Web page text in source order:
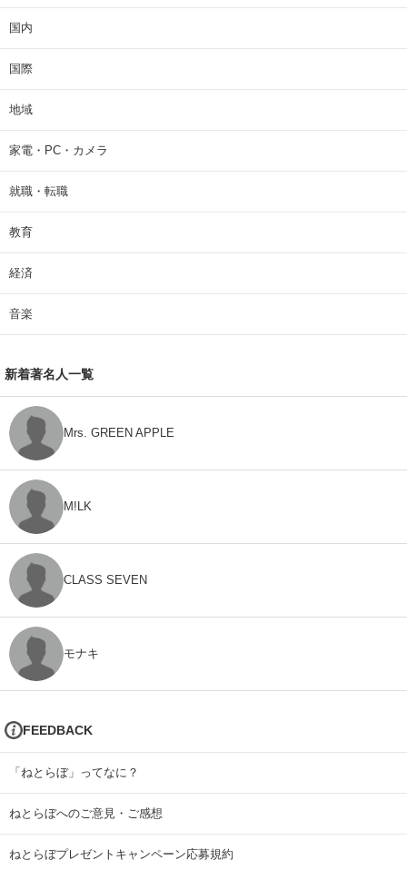
国内
国際
地域
家電・PC・カメラ
就職・転職
教育
経済
音楽
新着著名人一覧
Mrs. GREEN APPLE
M!LK
CLASS SEVEN
モナキ
FEEDBACK
「ねとらぼ」ってなに？
ねとらぼへのご意見・ご感想
ねとらぼプレゼントキャンペーン応募規約